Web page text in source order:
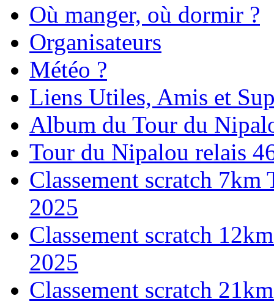
Où manger, où dormir ?
Organisateurs
Météo ?
Liens Utiles, Amis et
Album du Tour du
Tour du Nipalou relais
Classement scratch
2025
Classement scratch
2025
Classement scratch